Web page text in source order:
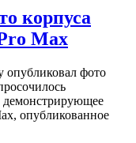
корпуса
Max
фото
демонстрирующее
опубликованное